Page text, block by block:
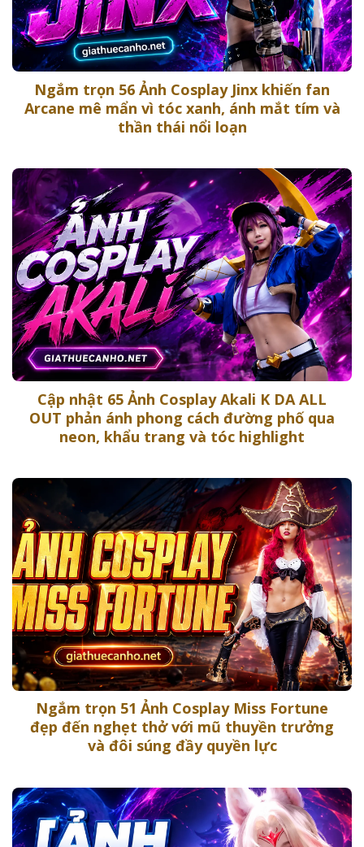
Ngắm trọn 56 Ảnh Cosplay Jinx khiến fan
Arcane mê mẩn vì tóc xanh, ánh mắt tím và
thần thái nổi loạn
Cập nhật 65 Ảnh Cosplay Akali K DA ALL
OUT phản ánh phong cách đường phố qua
neon, khẩu trang và tóc highlight
Ngắm trọn 51 Ảnh Cosplay Miss Fortune
đẹp đến nghẹt thở với mũ thuyền trưởng
và đôi súng đầy quyền lực